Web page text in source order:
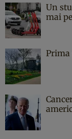
Un
mai
Prima